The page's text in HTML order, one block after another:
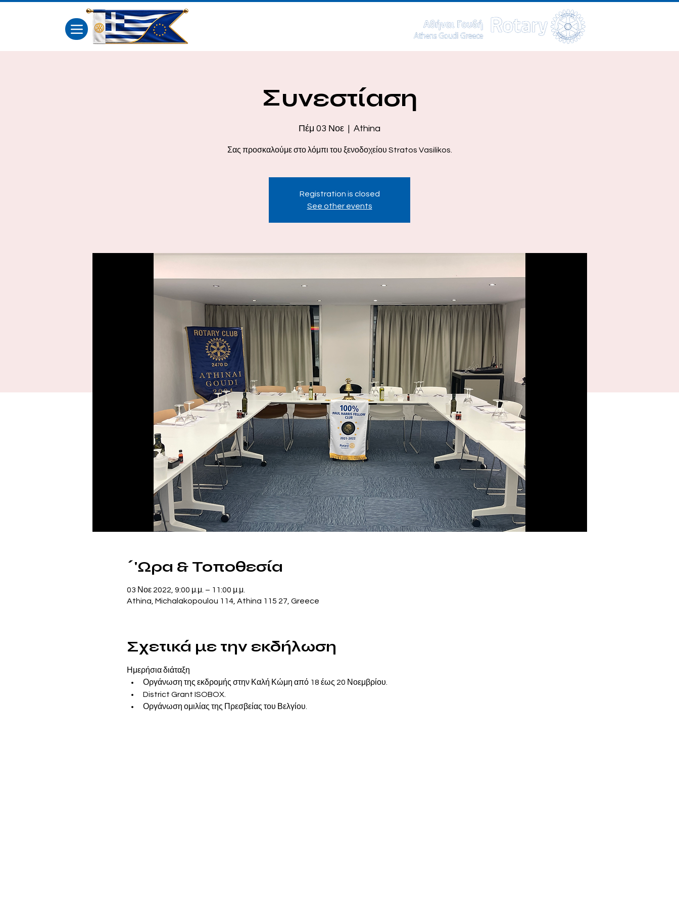
Συνεστίαση
Πέμ 03 Νοε Athina
Σας προσκαλούμε στο λόμπι του ξενοδοχείου Stratos Vasilikos.
Registration is closed
See other events
΄'Ωρα & Τοποθεσία
03 Νοε 2022, 9:00 μ.μ. – 11:00 μ.μ.
Athina, Michalakopoulou 114, Athina 115 27, Greece
Σχετικά με την εκδήλωση
Ημερήσια διάταξη
Οργάνωση της εκδρομής στην Καλή Κώμη από 18 έως 20 Νοεμβρίου.
District Grant ISOBOX.
Οργάνωση ομιλίας της Πρεσβείας του Βελγίου.